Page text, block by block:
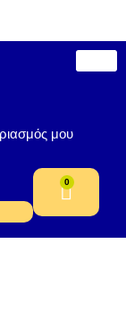
μου
0
Cart